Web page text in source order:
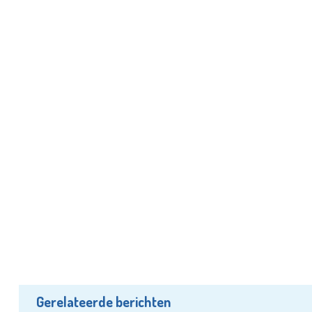
Gerelateerde berichten